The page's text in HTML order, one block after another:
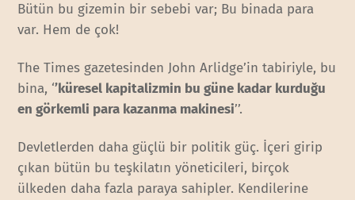
Bütün bu gizemin bir sebebi var; Bu binada para
var. Hem de çok!
The Times gazetesinden John Arlidge’in tabiriyle, bu
bina, ‘’küresel kapitalizmin bu güne kadar kurduğu
en görkemli para kazanma makinesi’’.
Devletlerden daha güçlü bir politik güç. İçeri girip
çıkan bütün bu teşkilatın yöneticileri, birçok
ülkeden daha fazla paraya sahipler. Kendilerine